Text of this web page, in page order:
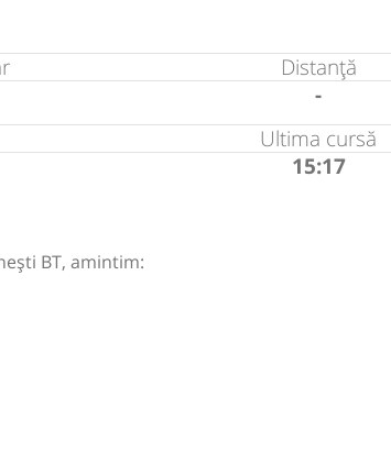
Distanță
-
Ultima cursă
15:17
BT, amintim: